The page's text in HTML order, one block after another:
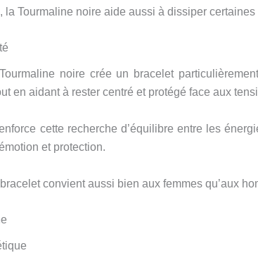
Tourmaline noire aide aussi à dissiper
noire crée un bracelet
en aidant à rester centré et protégé face aux
cette recherche d’équilibre entre les
et protection.
convient aussi bien aux femmes qu’aux